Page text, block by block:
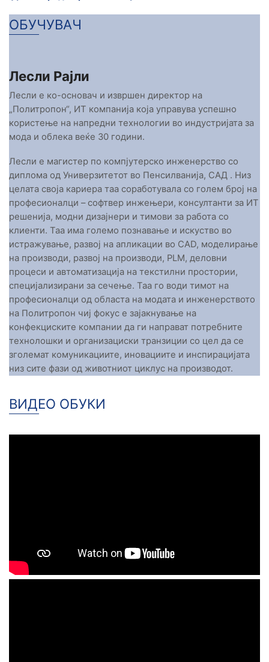
ОБУЧУВАЧ
Лесли Рајли
Лесли е ко-основач и извршен директор на
„Политропон“, ИТ компанија која управува успешно
користење на напредни технологии во индустријата за
мода и облека веќе 30 години.
Лесли е магистер по компјутерско инженерство со
диплома од Универзитетот во Пенсилванија, САД . Низ
целата своја кариера таа соработувала со голем број на
професионалци – софтвер инжењери, консултанти за ИТ
решенија, модни дизајнери и тимови за работа со
клиенти. Таа има големо познавање и искуство во
истражување, развој на апликации во CAD, моделирање
на производи, развој на производи, PLM, деловни
процеси и автоматизација на текстилни простории,
специјализирани за сечење. Таа го води тимот на
професионалци од областа на модата и инженерството
на Политропон чиј фокус е зајакнување на
конфекциските компании да ги направат потребните
технолошки и организациски транзиции со цел да се
зголемат комуникациите, иновациите и инспирацијата
низ сите фази од животниот циклус на производот.
ВИДЕО ОБУКИ